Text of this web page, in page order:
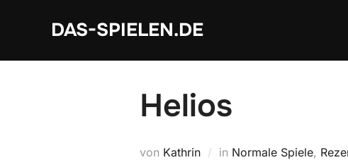
DAS-SPIELEN.DE
Helios
von Kathrin in Normale Spiele,